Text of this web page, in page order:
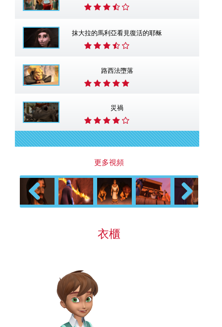
抹大拉的馬利亞看見復活的耶稣
路西法墮落
災禍
更多視頻
Previous Next
衣櫃